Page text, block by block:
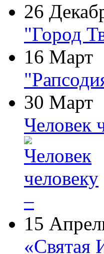
26
"Город
16 Март
30 Март
Человек
15
«Святая